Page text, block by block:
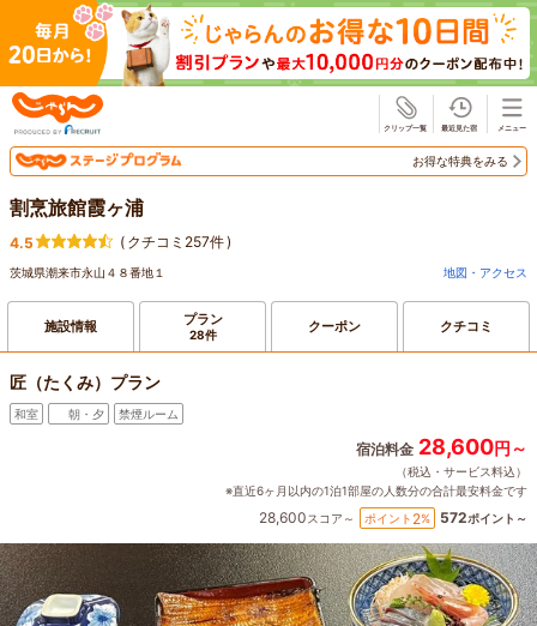
お得な特典をみる
割烹旅館霞ヶ浦
4.5 ( クチコミ257件)
茨城県潮来市永山４８番地１ 地図・アクセス
施設情報 プラン
28件 クーポン クチコミ
匠（たくみ）プラン
和室 朝・夕 禁煙ルーム
宿泊料金 28,600円～
（税込・サービス料込）
※直近6ヶ月以内の1泊1部屋の人数分の合計最安料金です
28,600スコア～ ポイント 2% 572ポイント～